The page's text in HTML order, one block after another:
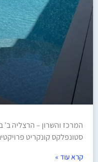
סטונפלקס קונקריט
קרא עוד »